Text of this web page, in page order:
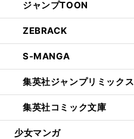
ジャンプTOON
ZEBRACK
S-MANGA
集英社ジャンプリミックス
集英社コミック文庫
少女マンガ